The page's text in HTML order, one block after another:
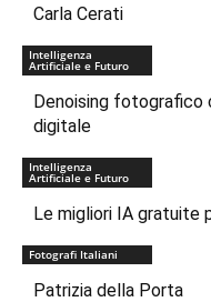
Carla Cerati
Intelligenza
Artificiale e Futuro
Denoising fotografico
digitale
Intelligenza
Artificiale e Futuro
Le migliori IA gratuite
Fotografi Italiani
Patrizia della Porta